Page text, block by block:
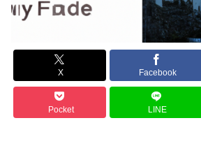
X Facebook
Pocket LINE